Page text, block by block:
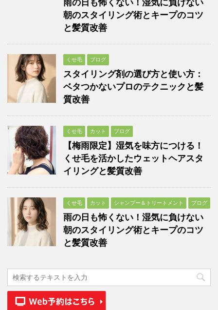
雨の日も怖くない！湿気に負けない
朝のスタイリング術とキープのコツ
と髪質改善
くせ毛 ブログ
スタイリング剤の選び方と使い方：
ベタつかないプロのテクニックと髪
質改善
くせ毛 カット ブログ
【梅雨限定】湿気を味方につける！
くせ毛を活かしたウェットヘアスタ
イリングと髪質改善
くせ毛 カット シャンプー＆トリートメント ブログ
雨の日も怖くない！湿気に負けない
朝のスタイリング術とキープのコツ
と髪質改善